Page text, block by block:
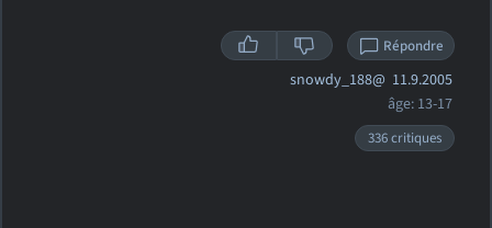
Répondre
snowdy_188@ 11.9.2005
âge: 13-17
336 critiques